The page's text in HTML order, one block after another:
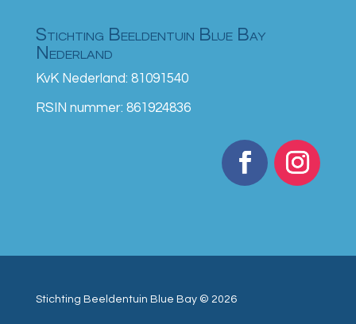
Stichting Beeldentuin Blue Bay
Nederland
KvK Nederland: 81091540
RSIN nummer: 861924836
Stichting Beeldentuin Blue Bay © 2026